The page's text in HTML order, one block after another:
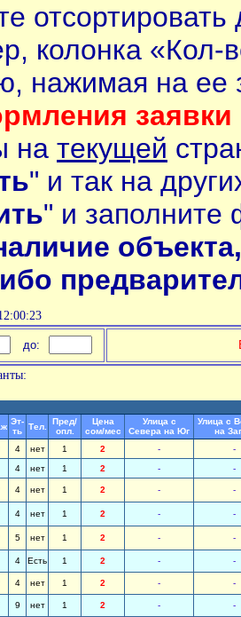
колонка «Кол-
нажимая на ее
заявки
на текущей
" и так на
" и заполните
до:
Эт-
ть
Тел.
Пред/
опл.
Цена
сом/мес
Улица с
Севера на Юг
Улица с
на
4 нет 1 2 -
-
4 нет 1 2 - -
4 нет 1 2 - -
4 нет 1 2 - -
5 нет 1 2 - -
4 Есть 1 2 - -
4 нет 1 2 - -
9 нет 1 2 - -